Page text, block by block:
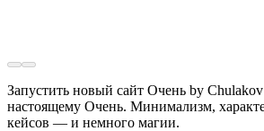
Запустить новый сайт Очень by Chulakov
настоящему Очень. Минимализм,
кейсов — и немного магии.